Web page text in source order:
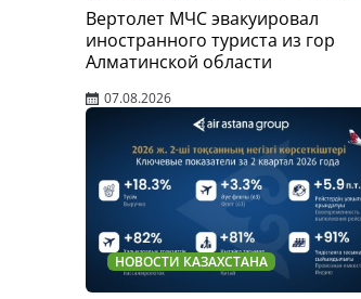
Вертолет МЧС эвакуировал
иностранного туриста из гор
Алматинской области
07.08.2026
НОВОСТИ КАЗАХСТАНА